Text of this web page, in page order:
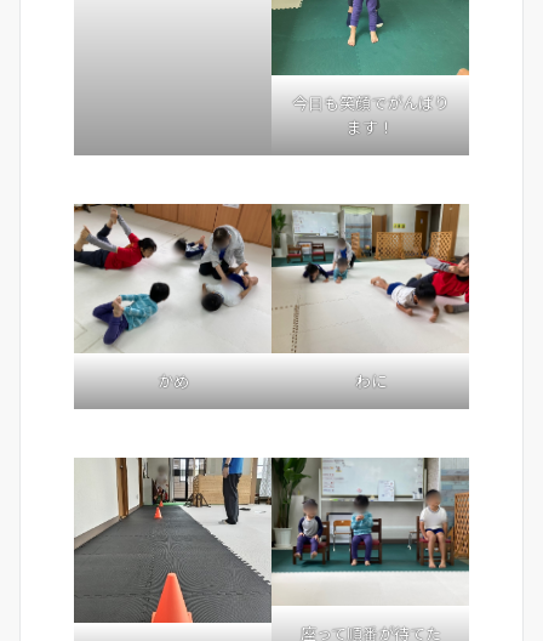
今日も笑顔でがんばり
ます！
かめ わに
座って順番が待てた